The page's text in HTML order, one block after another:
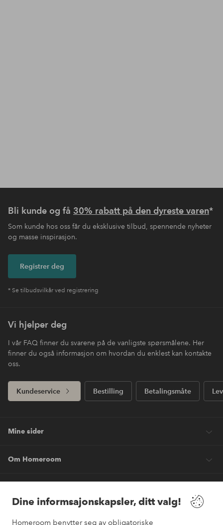
Dine informsajonskapsler, ditt valg!
Homeroom benytter seg av obligatoriske
Bli kunde og få 30% rabatt på den dyreste varen*
Som kunde hos oss får du eksklusive tilbud, spennende nyheter
og masse inspirasjon.
Registrer deg
* Se tilbudsvilkår ved registrering
Vi hjelper deg
I vår FAQ finner du svarene på de vanligste spørsmålene. Her
finner du også informasjon om hvordan du enklest kan kontakte
oss.
Kundeservice Bestilling Betalingsmåte
Mine sider
Om Homeroom